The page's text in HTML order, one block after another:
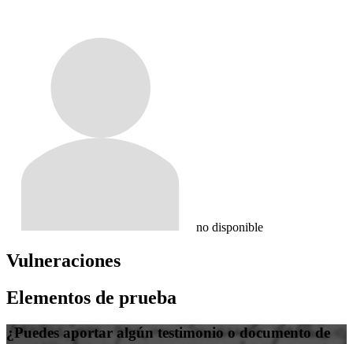
no disponible
Vulneraciones
Elementos de prueba
¿Puedes aportar algún testimonio o documento de